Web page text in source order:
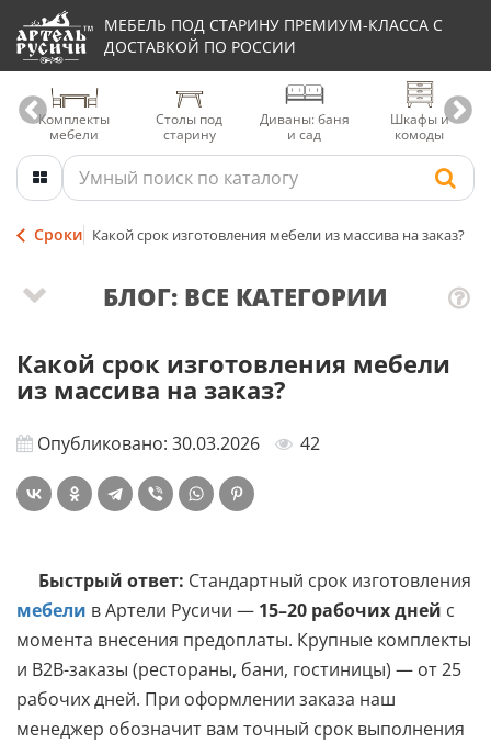
МЕБЕЛЬ ПОД СТАРИНУ ПРЕМИУМ-КЛАССА С
ДОСТАВКОЙ ПО РОССИИ
Комплекты
мебели
Столы под
старину
Диваны: баня
и сад
Шкафы и
комоды
Сроки Какой срок изготовления мебели из массива на заказ?
Какой срок изготовления мебели
из массива на заказ?
Опубликовано: 30.03.2026 42
Быстрый ответ: Стандартный срок изготовления
мебели в Артели Русичи — 15–20 рабочих дней с
момента внесения предоплаты. Крупные комплекты
и B2B-заказы (рестораны, бани, гостиницы) — от 25
рабочих дней. При оформлении заказа наш
менеджер обозначит вам точный срок выполнения
БЛОГ: ВСЕ КАТЕГОРИИ